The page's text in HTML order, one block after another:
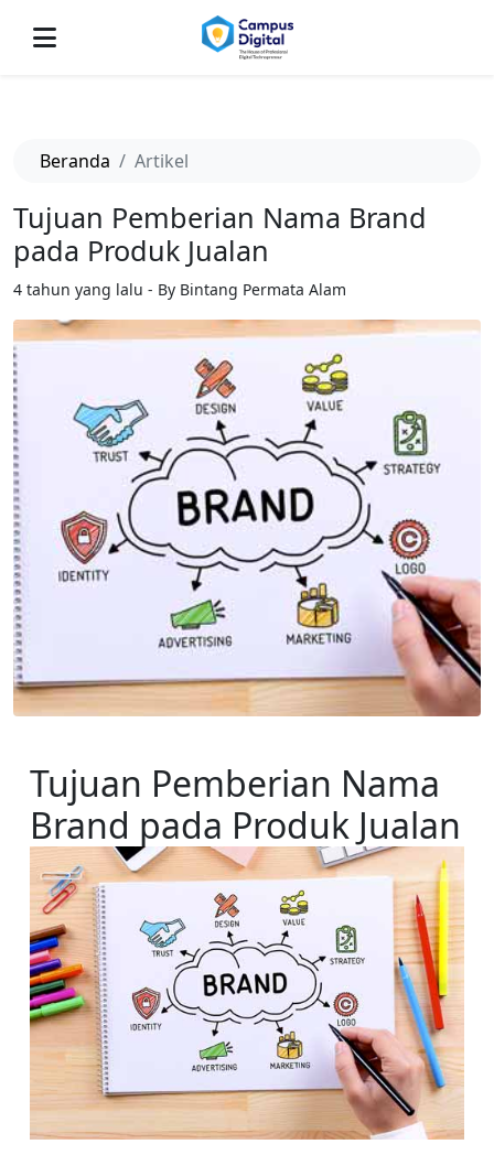
Beranda Artikel
Tujuan Pemberian Nama Brand
pada Produk Jualan
4 tahun yang lalu - By Bintang Permata Alam
Tujuan Pemberian Nama
Brand pada Produk Jualan